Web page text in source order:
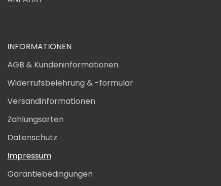
INFORMATIONEN
AGB & Kundeninformationen
Widerrufsbelehrung & -formular
Versandinformationen
Zahlungsarten
Datenschutz
Impressum
Garantiebedingungen